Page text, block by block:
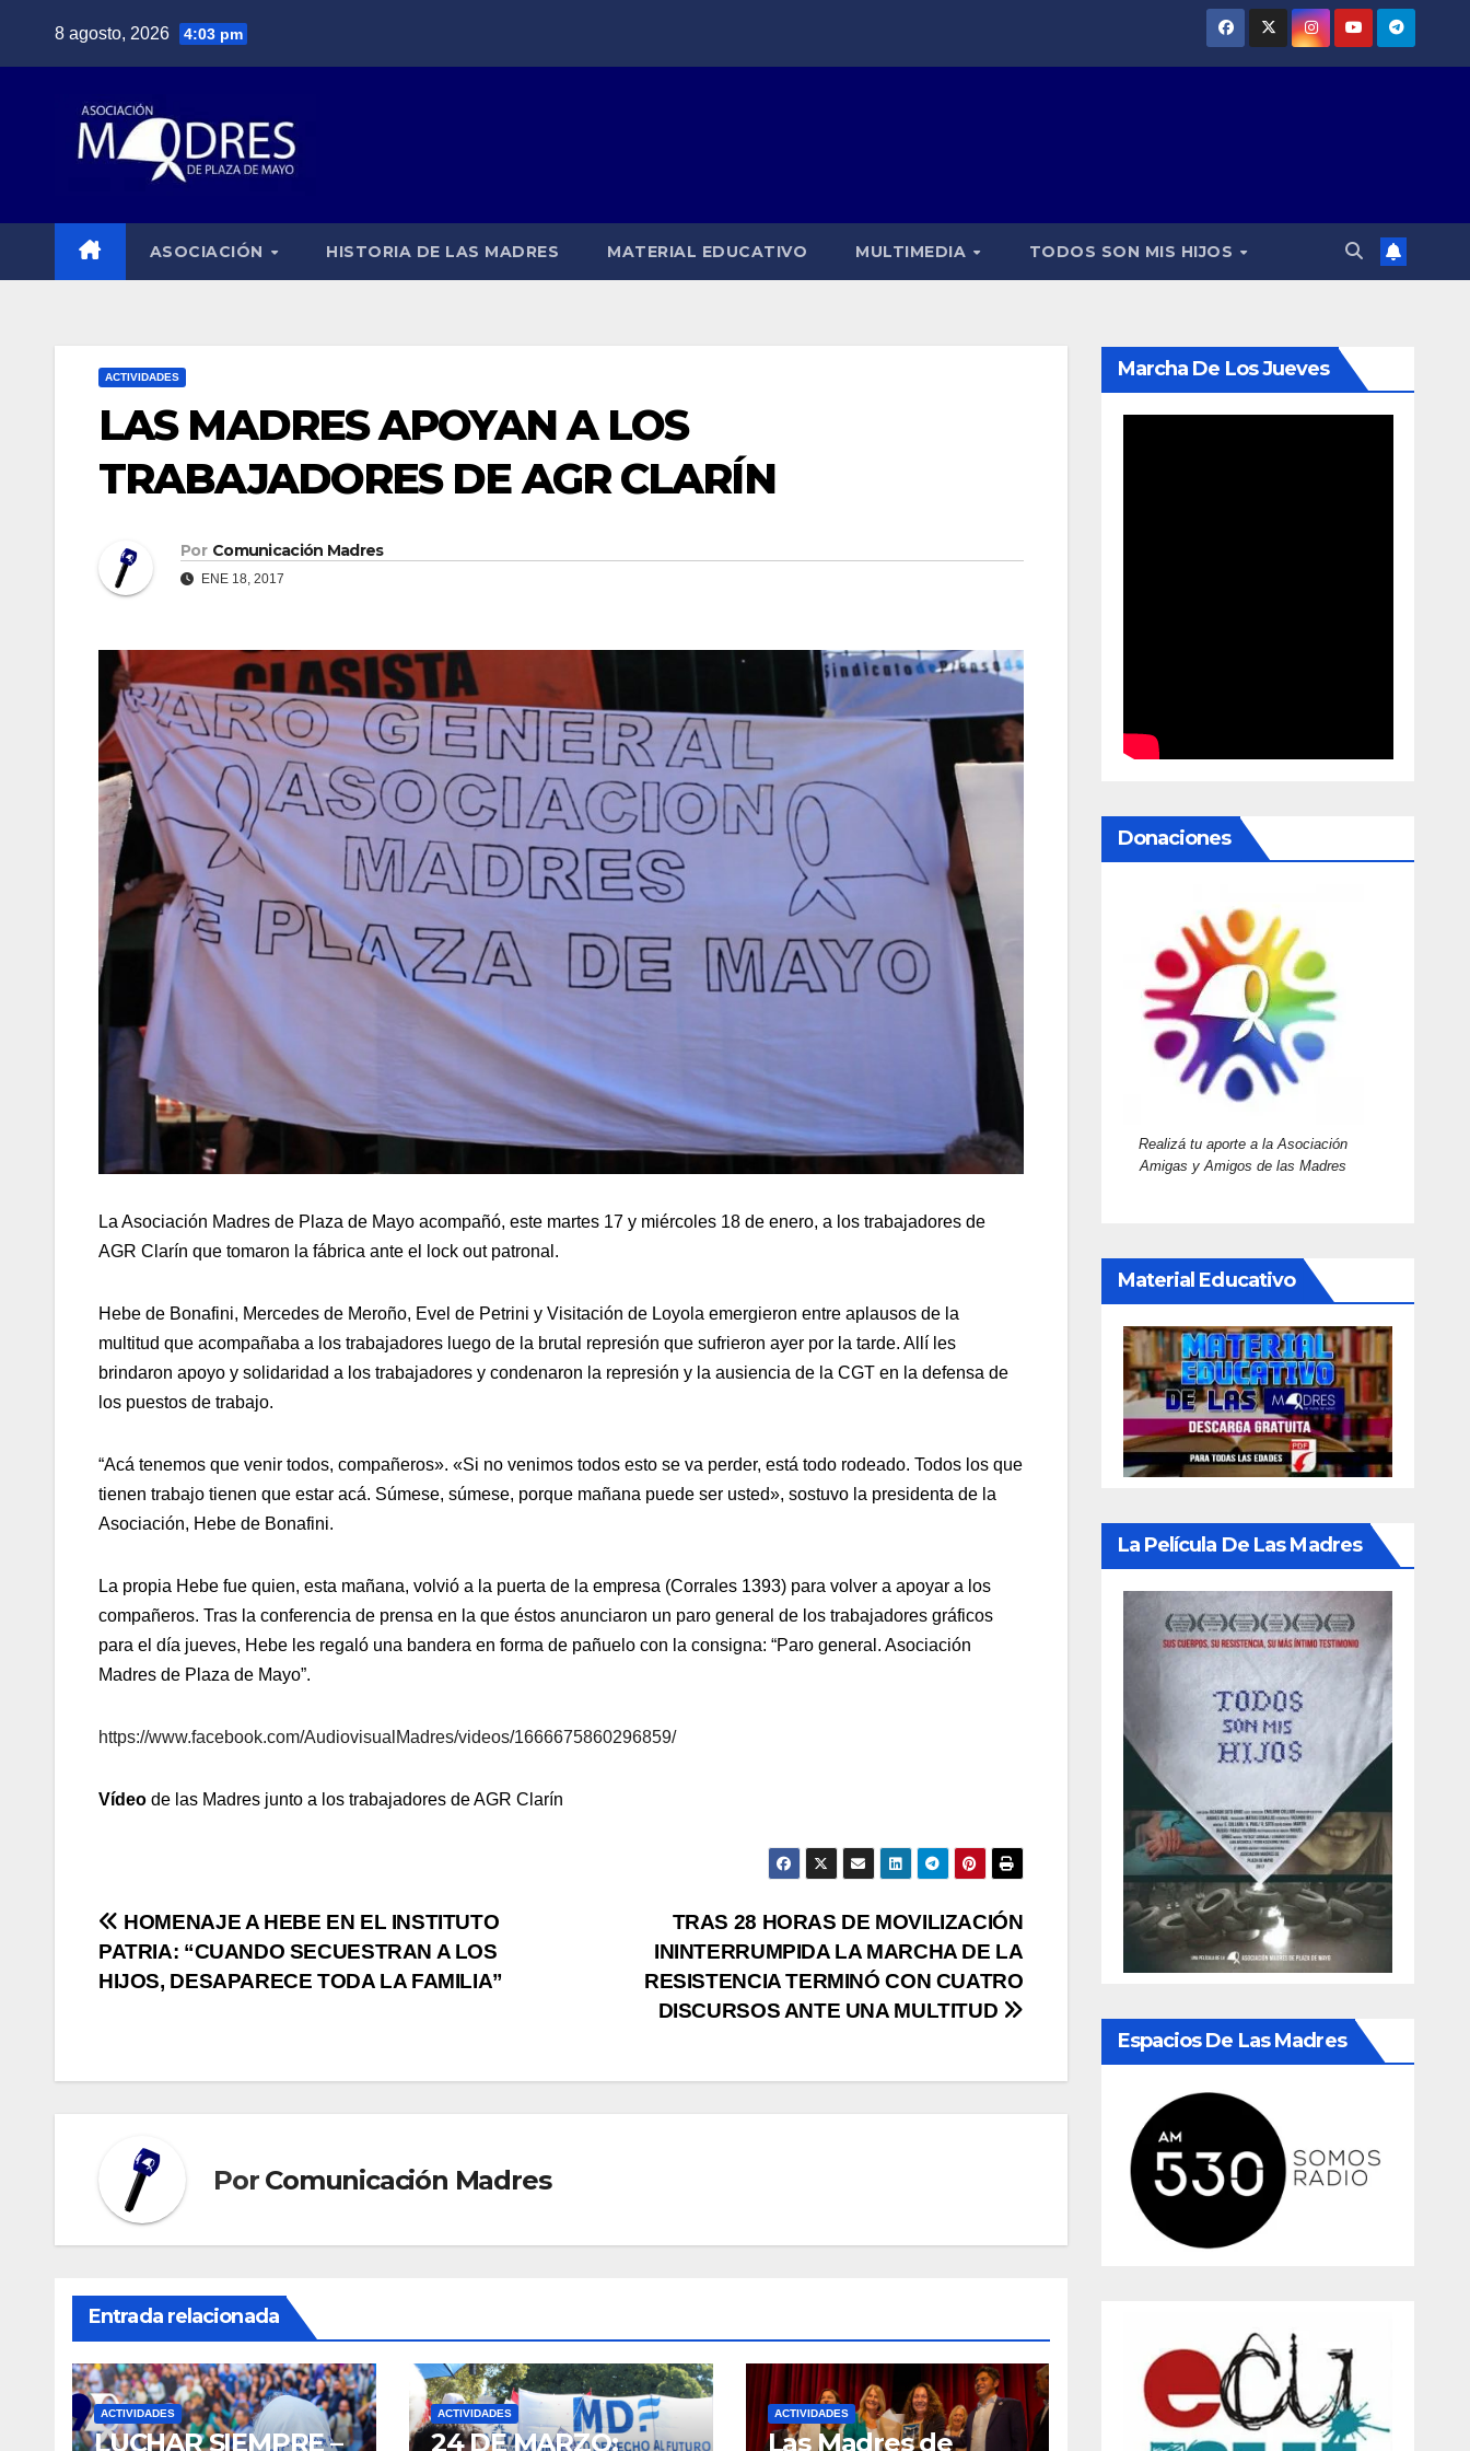
8 agosto, 2026 4:03 pm
ASOCIACIÓN HISTORIA DE LAS MADRES MATERIAL EDUCATIVO MULTIMEDIA TODOS SON MIS HIJOS
ACTIVIDADES
LAS MADRES APOYAN A LOS
TRABAJADORES DE AGR CLARÍN
Por Comunicación Madres
ENE 18, 2017
La Asociación Madres de Plaza de Mayo acompañó, este martes 17 y miércoles 18 de enero, a los trabajadores de
AGR Clarín que tomaron la fábrica ante el lock out patronal.
Hebe de Bonafini, Mercedes de Meroño, Evel de Petrini y Visitación de Loyola emergieron entre aplausos de la
multitud que acompañaba a los trabajadores luego de la brutal represión que sufrieron ayer por la tarde. Allí les
brindaron apoyo y solidaridad a los trabajadores y condenaron la represión y la ausiencia de la CGT en la defensa de
los puestos de trabajo.
“Acá tenemos que venir todos, compañeros». «Si no venimos todos esto se va perder, está todo rodeado. Todos los que
tienen trabajo tienen que estar acá. Súmese, súmese, porque mañana puede ser usted», sostuvo la presidenta de la
Asociación, Hebe de Bonafini.
La propia Hebe fue quien, esta mañana, volvió a la puerta de la empresa (Corrales 1393) para volver a apoyar a los
compañeros. Tras la conferencia de prensa en la que éstos anunciaron un paro general de los trabajadores gráficos
para el día jueves, Hebe les regaló una bandera en forma de pañuelo con la consigna: “Paro general. Asociación
Madres de Plaza de Mayo”.
https://www.facebook.com/AudiovisualMadres/videos/1666675860296859/
Vídeo de las Madres junto a los trabajadores de AGR Clarín
Navegación
de
TRAS 28 HORAS DE MOVILIZACIÓN
ININTERRUMPIDA LA MARCHA DE LA
RESISTENCIA TERMINÓ CON CUATRO
DISCURSOS ANTE UNA MULTITUD
HOMENAJE A HEBE EN EL INSTITUTO
PATRIA: “CUANDO SECUESTRAN A LOS
HIJOS, DESAPARECE TODA LA FAMILIA”
Por Comunicación Madres
Entrada relacionada
ACTIVIDADES
LUCHAR SIEMPRE –
ACTIVIDADES
24 DE MARZO:
ACTIVIDADES
Las Madres de
Marcha De Los Jueves
Donaciones
Realizá tu aporte a la Asociación
Amigas y Amigos de las Madres
Material Educativo
La Película De Las Madres
Espacios De Las Madres